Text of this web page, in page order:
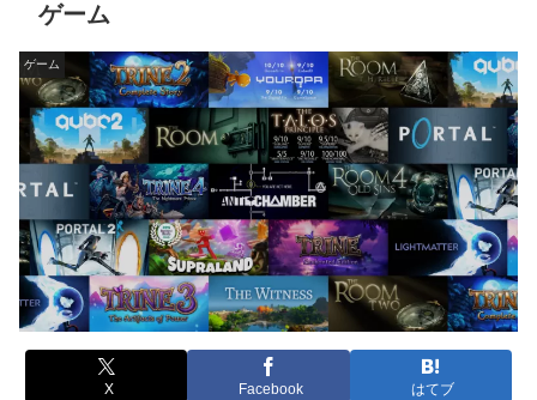
ゲーム
ゲーム
X Facebook はてブ